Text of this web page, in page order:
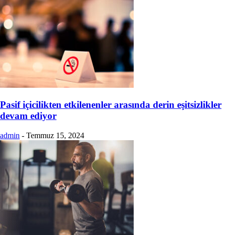
Pasif içicilikten etkilenenler arasında derin eşitsizlikler
devam ediyor
admin - Temmuz 15, 2024